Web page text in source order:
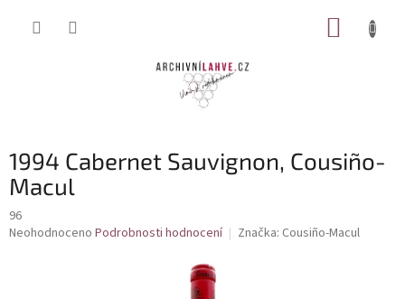
1994 Cabernet Sauvignon, Cousiño-
Macul
96
Průměrné
Neohodnoceno Podrobnosti hodnocení Značka: Cousiño-Macul